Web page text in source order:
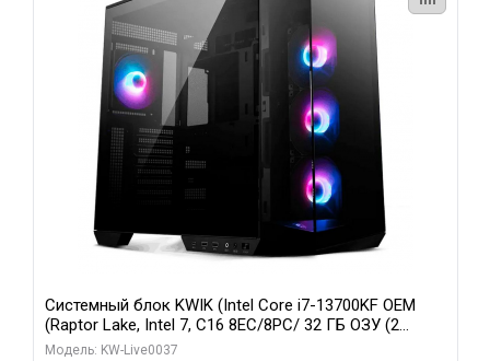
Системный блок KWIK (Intel Core i7-13700KF OEM
(Raptor Lake, Intel 7, C16 8EC/8PC/ 32 ГБ ОЗУ (2
модуля)/ Gigabyte RTX5070 AERO OC 12GB GDDR7
Модель: KW-Live0037